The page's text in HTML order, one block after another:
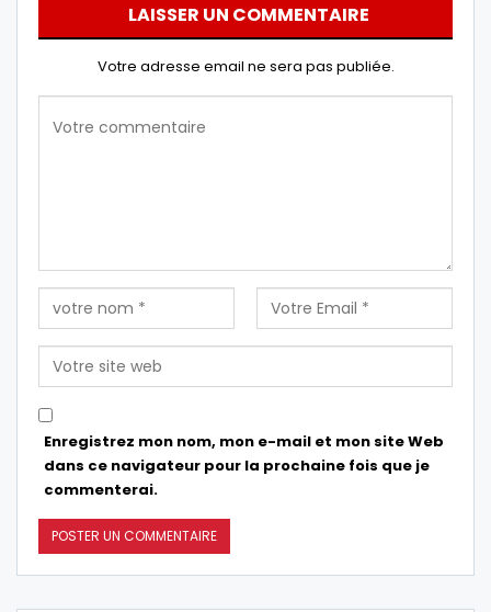
LAISSER UN COMMENTAIRE
Votre adresse email ne sera pas publiée.
Enregistrez mon nom, mon e-mail et mon site Web
dans ce navigateur pour la prochaine fois que je
commenterai.